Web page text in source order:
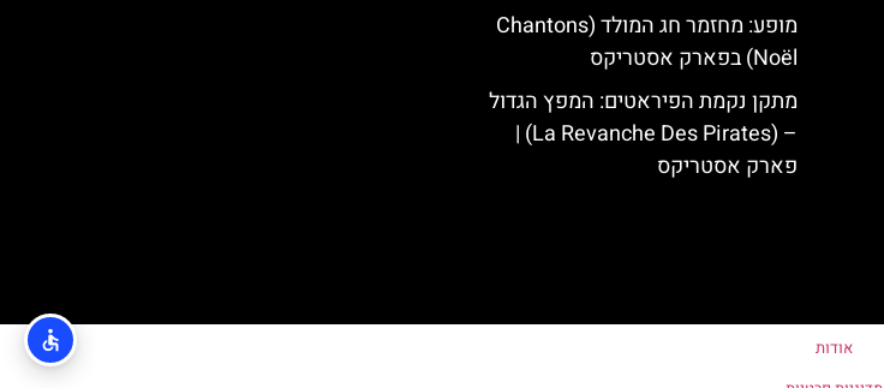
מופע: מחזמר חג המולד (Chantons
Noël) בפארק אסטריקס
מתקן נקמת הפיראטים: המפץ הגדול
– (La Revanche Des Pirates) |
פארק אסטריקס
אודות